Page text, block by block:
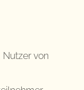
Nutzer von